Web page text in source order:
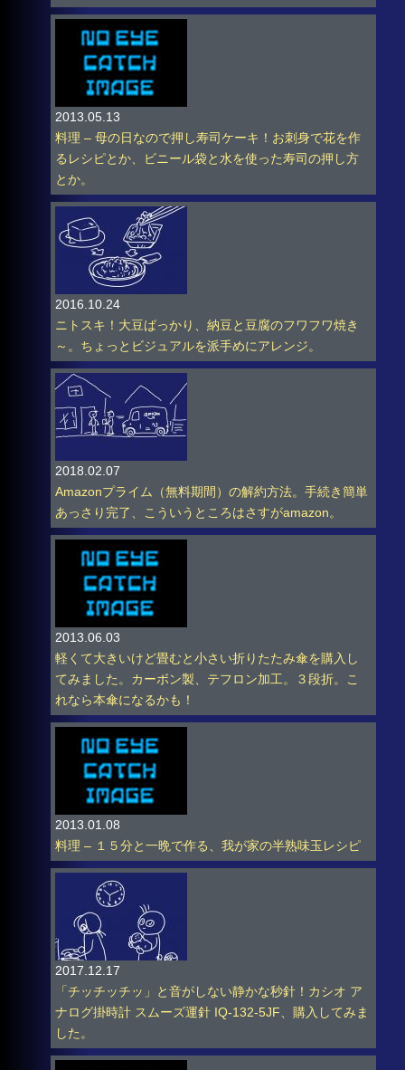
2013.05.13
料理 – 母の日なので押し寿司ケーキ！お刺身で花を作
るレシピとか、ビニール袋と水を使った寿司の押し方
とか。
2016.10.24
ニトスキ！大豆ばっかり、納豆と豆腐のフワフワ焼き
～。ちょっとビジュアルを派手めにアレンジ。
2018.02.07
Amazonプライム（無料期間）の解約方法。手続き簡単
あっさり完了、こういうところはさすがamazon。
2013.06.03
軽くて大きいけど畳むと小さい折りたたみ傘を購入し
てみました。カーボン製、テフロン加工。３段折。こ
れなら本傘になるかも！
2013.01.08
料理 – １５分と一晩で作る、我が家の半熟味玉レシピ
2017.12.17
「チッチッチッ」と音がしない静かな秒針！カシオ ア
ナログ掛時計 スムーズ運針 IQ-132-5JF、購入してみま
した。